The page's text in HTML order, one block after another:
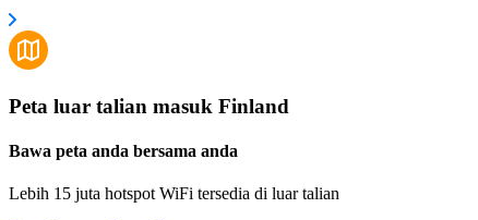
Peta luar talian masuk Finland
Bawa peta anda bersama anda
Lebih 15 juta hotspot WiFi tersedia di luar talian